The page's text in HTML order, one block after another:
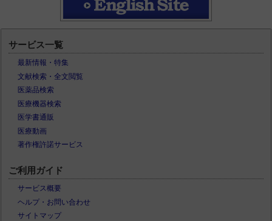
サービス一覧
最新情報・特集
文献検索・全文閲覧
医薬品検索
医療機器検索
医学書通販
医療動画
著作権許諾サービス
ご利用ガイド
サービス概要
ヘルプ・お問い合わせ
サイトマップ